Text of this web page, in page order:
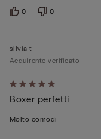
0 0
Valutato
5
su
silvia t
Acquirente verificato
Boxer perfetti
Molto comodi